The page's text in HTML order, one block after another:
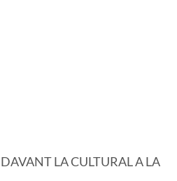
LA CULTURAL A LA